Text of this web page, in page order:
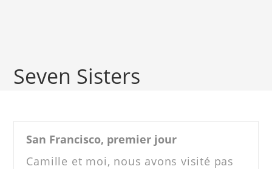
Seven Sisters
San Francisco, premier jour
Camille et moi, nous avons visité pas